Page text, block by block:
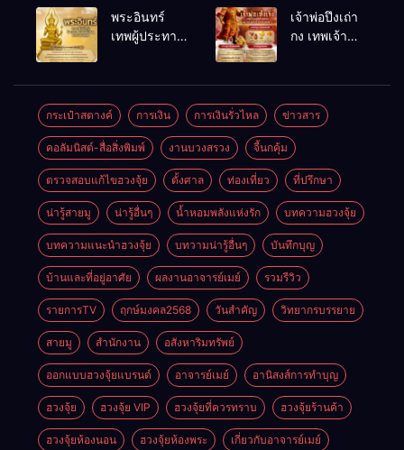
เคล็ดลับปรับ
ดวง ปรับร้าน
ให้ลูกค้าแน่น
พลังชีวิต
พระอินทร์
เทพผู้ประทาน
เจ้าพ่อปึงเถ่า
กง เทพเจ้า
กระเป๋าสตางค์ การเงิน การเงินรั่วไหล ข่าวสาร
คอลัมนิสต์-สื่อสิ่งพิมพ์ งานบวงสรวง จี้นกคุ้ม
ตรวจสอบแก้ไขฮวงจุ้ย ตั้งศาล ท่องเที่ยว ที่ปรึกษา
น่ารู้สายมู น่ารู้อื่นๆ น้ำหอมพลังแห่งรัก บทความฮวงจุ้ย
บทความแนะนำฮวงจุ้ย บทวามน่ารู้อื่นๆ บันทึกบุญ
บ้านและที่อยู่อาศัย ผลงานอาจารย์เมย์ รวมรีวิว
รายการTV ฤกษ์มงคล2568 วันสำคัญ วิทยากรบรรยาย
สายมู สำนักงาน อสังหาริมทรัพย์
ออกแบบฮวงจุ้ยแบรนด์ อาจารย์เมย์ อานิสงส์การทำบุญ
ฮวงจุ้ย ฮวงจุ้ย VIP ฮวงจุ้ยที่ควรทราบ ฮวงจุ้ยร้านค้า
ฮวงจุ้ยห้องนอน ฮวงจุ้ยห้องพระ เกี่ยวกับอาจารย์เมย์